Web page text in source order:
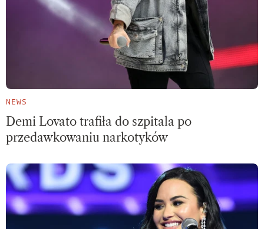
NEWS
Demi Lovato trafiła do szpitala po
przedawkowaniu narkotyków